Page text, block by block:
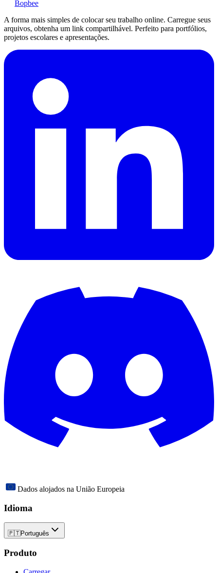
Bopbee
A forma mais simples de colocar seu trabalho online. Carregue seus
arquivos, obtenha um link compartilhável. Perfeito para portfólios,
projetos escolares e apresentações.
Dados alojados na União Europeia
Idioma
🇵🇹Português
Produto